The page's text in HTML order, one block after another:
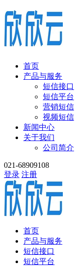
首页
产品与服务
短信接口
短信平台
营销短信
视频短信
新闻中心
关于我们
公司简介
021-68909108
登录 注册
首页
产品与服务
短信接口
短信平台